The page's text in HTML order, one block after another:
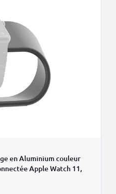
en Aluminium couleur
Apple Watch 11,
3, 2, 1 - 38mm, 40mm,